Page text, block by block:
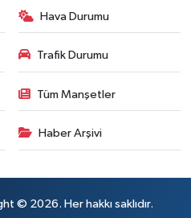
Hava Durumu
Trafik Durumu
Tüm Manşetler
Haber Arşivi
© 2026. Her hakkı saklıdır.